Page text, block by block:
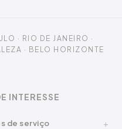
· RIO DE JANEIRO ·
· BELO HORIZONTE
INTERESSE
de serviço